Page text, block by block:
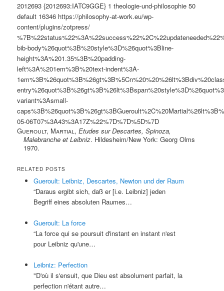
2012693 {2012693:IATC9GGE} 1 theologie-und-philosophie 50
default 16346 https://philosophy-at-work.eu/wp-
content/plugins/zotpress/
bib-body%26quot%3B%20style%3D%26quot%3Bline-
height%3A%201.35%3B%20padding-
left%3A%201em%3B%20text-indent%3A-
variant%3Asmall-
05-06T07%3A43%3A17Z%22%7D%7D%5D%7D
Gueroult, Martial ,Etudes sur Descartes, Spinoza,
Malebranche et Leibniz. Hildesheim/New York: Georg Olms
1970.
RELATED POSTS
Gueroult: Leibniz, Descartes, Newton und der Raum
“Daraus ergibt sich, daß er [i.e. Leibniz] jeden
Begriff eines absoluten Raumes…
Gueroult: La force
“La force qui se poursuit d'instant en instant n'est
pour Leibniz qu'une…
Leibniz: Perfection
"D'où il s'ensuit, que Dieu est absolument parfait, la
perfection n'étant autre…